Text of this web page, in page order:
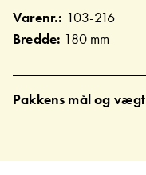
Varenr.: 103-216
Bredde: 180 mm
Pakkens mål og vægt